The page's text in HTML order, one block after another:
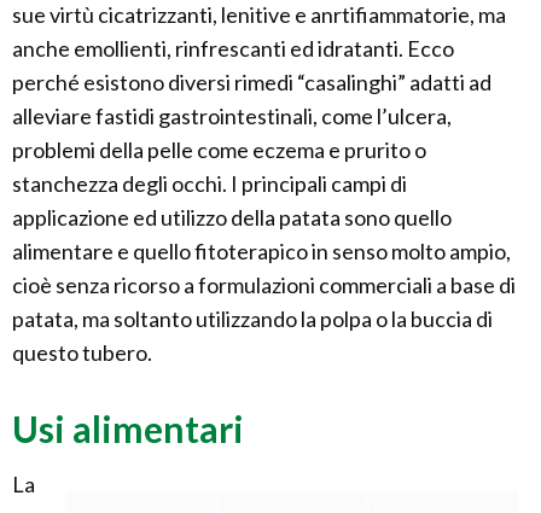
sue virtù cicatrizzanti, lenitive e anrtifiammatorie, ma
anche emollienti, rinfrescanti ed idratanti. Ecco
perché esistono diversi rimedi “casalinghi” adatti ad
alleviare fastidi gastrointestinali, come l’ulcera,
problemi della pelle come eczema e prurito o
stanchezza degli occhi. I principali campi di
applicazione ed utilizzo della patata sono quello
alimentare e quello fitoterapico in senso molto ampio,
cioè senza ricorso a formulazioni commerciali a base di
patata, ma soltanto utilizzando la polpa o la buccia di
questo tubero.
Usi alimentari
La